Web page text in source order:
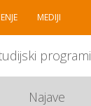
MEDIJI
programi
Najave